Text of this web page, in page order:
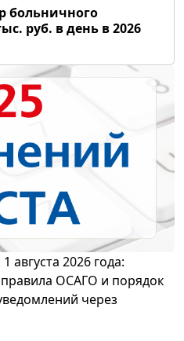
больничного
руб. в день в 2026
августа 2026 года:
ОСАГО и порядок
через